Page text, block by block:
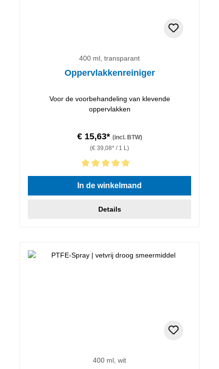
400 ml, transparant
Oppervlakkenreiniger
Voor de voorbehandeling van klevende
oppervlakken
€ 15,63* (incl. BTW)
(€ 39,08* / 1 L)
Gemiddelde waardering van 5 van 5 sterren
In de winkelmand
Details
400 ml, wit